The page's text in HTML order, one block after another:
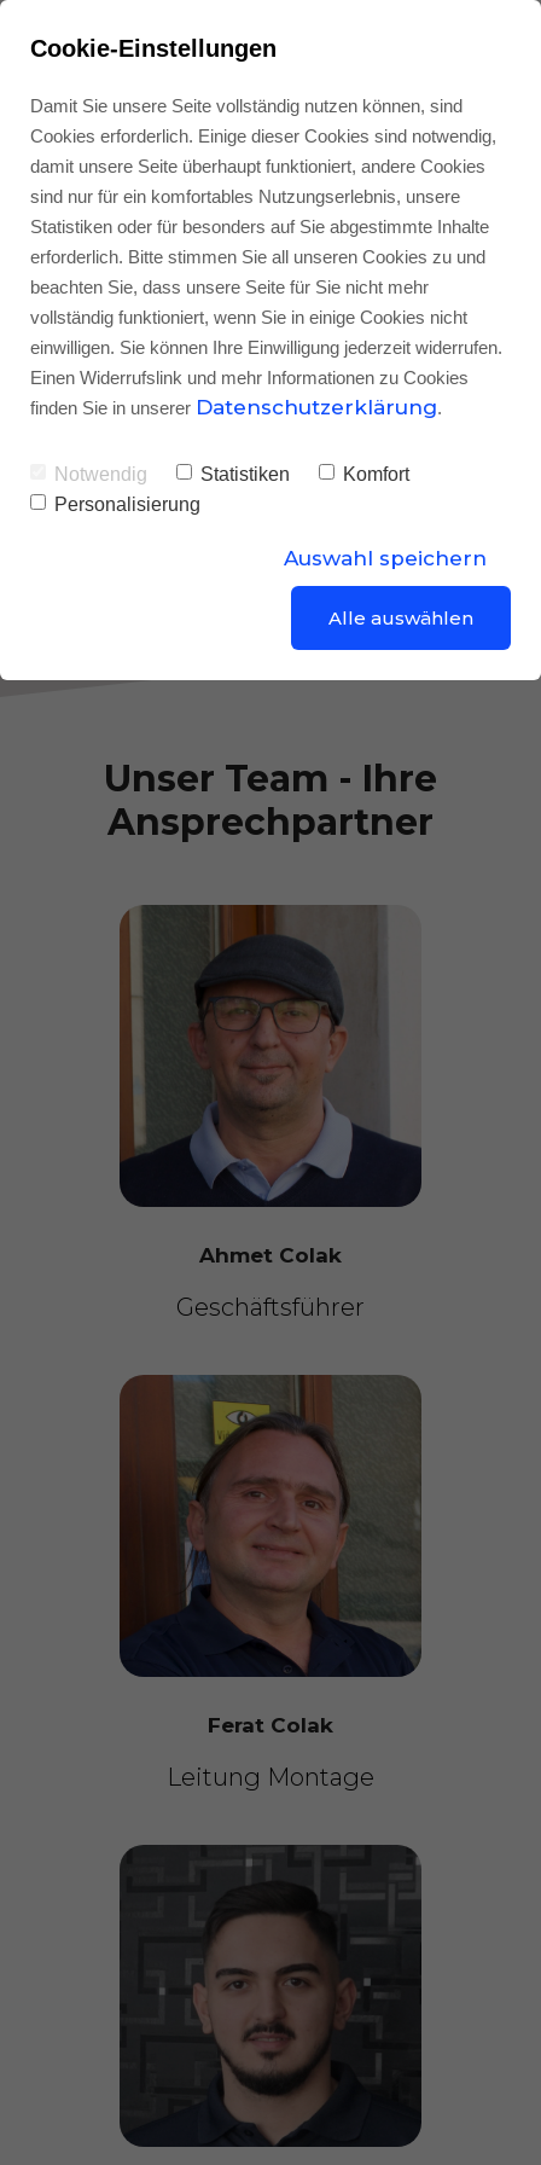
Rufen Sie uns an:
0699/17068111
Hr. Colak freut sich auf Ihren Anruf
Colak Installationen
Geschichte
Unser Team - Ihre
Ansprechpartner
Ahmet Colak
Geschäftsführer
Ferat Colak
Leitung Montage
Cookie-Einstellungen
Damit Sie unsere Seite vollständig nutzen können, sind
Cookies erforderlich. Einige dieser Cookies sind notwendig,
damit unsere Seite überhaupt funktioniert, andere Cookies
sind nur für ein komfortables Nutzungserlebnis, unsere
Statistiken oder für besonders auf Sie abgestimmte Inhalte
erforderlich. Bitte stimmen Sie all unseren Cookies zu und
beachten Sie, dass unsere Seite für Sie nicht mehr
vollständig funktioniert, wenn Sie in einige Cookies nicht
einwilligen. Sie können Ihre Einwilligung jederzeit widerrufen.
Einen Widerrufslink und mehr Informationen zu Cookies
finden Sie in unserer Datenschutzerklärung.
Notwendig Statistiken
Komfort
Personalisierung
Auswahl speichern
Alle auswählen